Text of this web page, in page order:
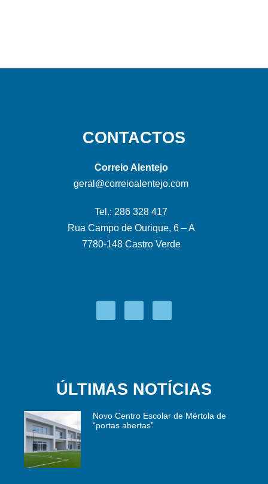
CONTACTOS
Correio Alentejo
geral@correioalentejo.com
Tel.: 286 328 417
Rua Campo de Ourique, 6 – A
7780-148 Castro Verde
ÚLTIMAS NOTÍCIAS
Novo Centro Escolar de Mértola de
“portas abertas”